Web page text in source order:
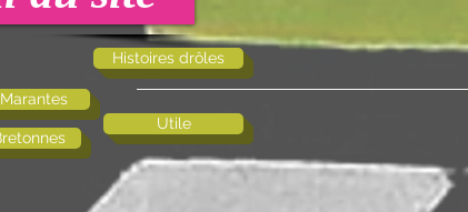
Histoires drôles
Utile